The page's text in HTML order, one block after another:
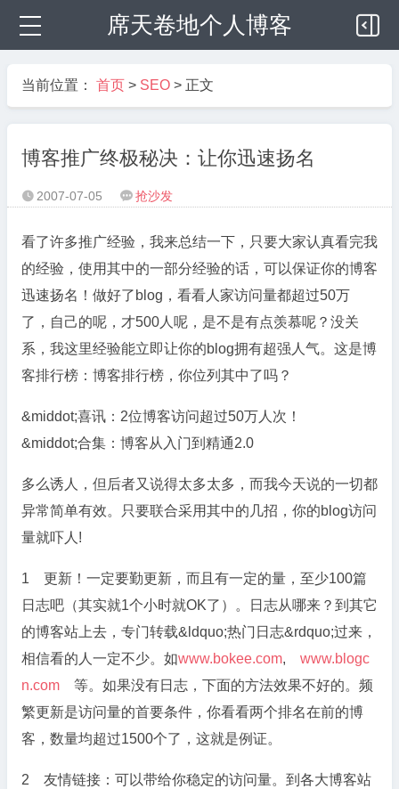
席天卷地个人博客
当前位置： 首页 > SEO > 正文
博客推广终极秘决：让你迅速扬名
 2007-07-05  抢沙发
看了许多推广经验，我来总结一下，只要大家认真看完我
的经验，使用其中的一部分经验的话，可以保证你的博客
迅速扬名！做好了blog，看看人家访问量都超过50万
了，自己的呢，才500人呢，是不是有点羡慕呢？没关
系，我这里经验能立即让你的blog拥有超强人气。这是博
客排行榜：博客排行榜，你位列其中了吗？
&middot;喜讯：2位博客访问超过50万人次！
&middot;合集：博客从入门到精通2.0
多么诱人，但后者又说得太多太多，而我今天说的一切都
异常简单有效。只要联合采用其中的几招，你的blog访问
量就吓人!
1 更新！一定要勤更新，而且有一定的量，至少100篇
日志吧（其实就1个小时就OK了）。日志从哪来？到其它
的博客站上去，专门转载&ldquo;热门日志&rdquo;过来，
相信看的人一定不少。如www.bokee.com, www.blogc
n.com 等。如果没有日志，下面的方法效果不好的。频
繁更新是访问量的首要条件，你看看两个排名在前的博
客，数量均超过1500个了，这就是例证。
2 友情链接：可以带给你稳定的访问量。到各大博客站